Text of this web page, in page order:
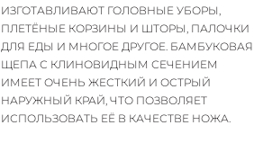
ИЗГОТАВЛИВАЮТ ГОЛОВНЫЕ УБОРЫ,
ПЛЕТЁНЫЕ КОРЗИНЫ И ШТОРЫ, ПАЛОЧКИ
ДЛЯ ЕДЫ И МНОГОЕ ДРУГОЕ. БАМБУКОВАЯ
ЩЕПА С КЛИНОВИДНЫМ СЕЧЕНИЕМ
ИМЕЕТ ОЧЕНЬ ЖЕСТКИЙ И ОСТРЫЙ
НАРУЖНЫЙ КРАЙ, ЧТО ПОЗВОЛЯЕТ
ИСПОЛЬЗОВАТЬ ЕЁ В КАЧЕСТВЕ НОЖА.